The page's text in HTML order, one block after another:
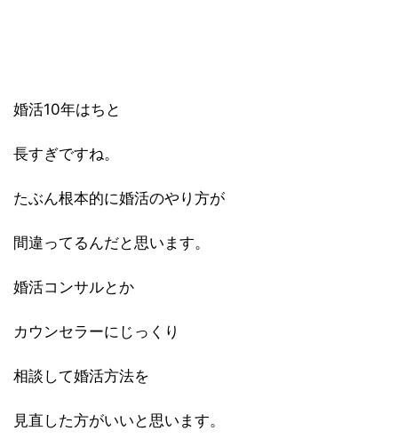
婚活10年はちと
長すぎですね。
たぶん根本的に婚活のやり方が
間違ってるんだと思います。
婚活コンサルとか
カウンセラーにじっくり
相談して婚活方法を
見直した方がいいと思います。